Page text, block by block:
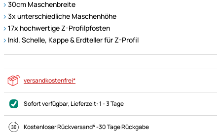
30cm Maschenbreite
3x unterschiedliche Maschenhöhe
17x hochwertige Z-Profilpfosten
Inkl. Schelle, Kappe & Erdteller für Z-Profil
versandkostenfrei*
Sofort verfügbar, Lieferzeit:1 - 3 Tage
Kostenloser Rückversand4-30 Tage Rückgabe